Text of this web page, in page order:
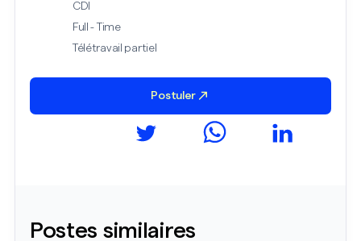
CDI
Full - Time
Télétravail partiel
Postuler
Postes similaires